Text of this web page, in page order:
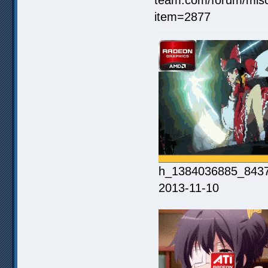
2013-11-10